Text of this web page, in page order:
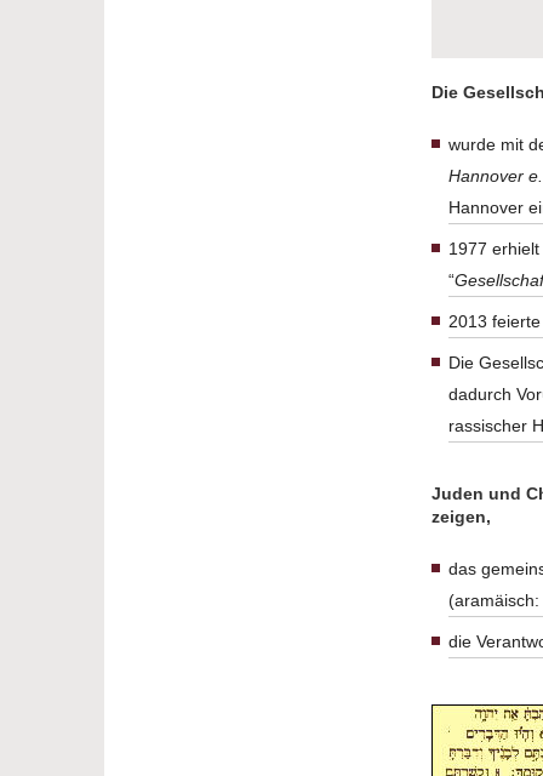
Die
wurde mit
Hannover
Hannover
1977
“
2013
Die
dadurch
rassischer
Juden und
zeigen,
das
(aramäisch:
die